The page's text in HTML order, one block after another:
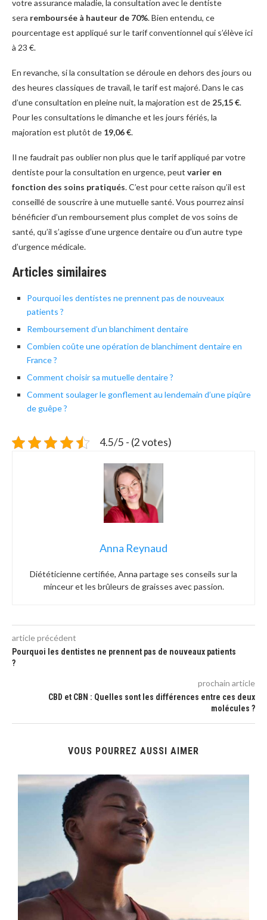
votre assurance maladie, la consultation avec le dentiste
sera remboursée à hauteur de 70%. Bien entendu, ce
pourcentage est appliqué sur le tarif conventionnel qui s’élève ici
à 23 €.
En revanche, si la consultation se déroule en dehors des jours ou
des heures classiques de travail, le tarif est majoré. Dans le cas
d’une consultation en pleine nuit, la majoration est de 25,15 €.
Pour les consultations le dimanche et les jours fériés, la
majoration est plutôt de 19,06 €.
Il ne faudrait pas oublier non plus que le tarif appliqué par votre
dentiste pour la consultation en urgence, peut varier en
fonction des soins pratiqués. C’est pour cette raison qu’il est
conseillé de souscrire à une mutuelle santé. Vous pourrez ainsi
bénéficier d’un remboursement plus complet de vos soins de
santé, qu’il s’agisse d’une urgence dentaire ou d’un autre type
d’urgence médicale.
Articles similaires
Pourquoi les dentistes ne prennent pas de nouveaux
patients ?
Remboursement d’un blanchiment dentaire
Combien coûte une opération de blanchiment dentaire en
France ?
Comment choisir sa mutuelle dentaire ?
Comment soulager le gonflement au lendemain d’une piqûre
de guêpe ?
4.5/5 - (2 votes)
Anna Reynaud
Diététicienne certifiée, Anna partage ses conseils sur la
minceur et les brûleurs de graisses avec passion.
article précédent
Pourquoi les dentistes ne prennent pas de nouveaux patients
?
prochain article
CBD et CBN : Quelles sont les différences entre ces deux
molécules ?
VOUS POURREZ AUSSI AIMER